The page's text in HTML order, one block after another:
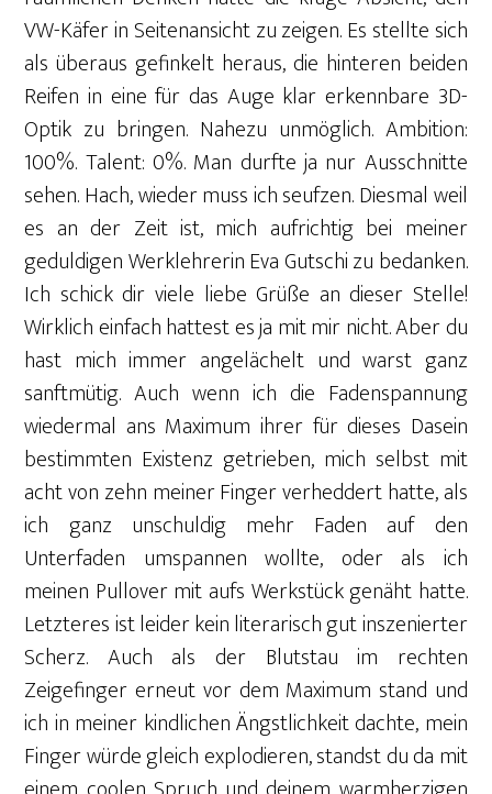
VW-Käfer in Seitenansicht zu zeigen. Es stellte sich
als überaus gefinkelt heraus, die hinteren beiden
Reifen in eine für das Auge klar erkennbare 3D-
Optik zu bringen. Nahezu unmöglich. Ambition:
100%. Talent: 0%. Man durfte ja nur Ausschnitte
sehen. Hach, wieder muss ich seufzen. Diesmal weil
es an der Zeit ist, mich aufrichtig bei meiner
geduldigen Werklehrerin Eva Gutschi zu bedanken.
Ich schick dir viele liebe Grüße an dieser Stelle!
Wirklich einfach hattest es ja mit mir nicht. Aber du
hast mich immer angelächelt und warst ganz
sanftmütig. Auch wenn ich die Fadenspannung
wiedermal ans Maximum ihrer für dieses Dasein
bestimmten Existenz getrieben, mich selbst mit
acht von zehn meiner Finger verheddert hatte, als
ich ganz unschuldig mehr Faden auf den
Unterfaden umspannen wollte, oder als ich
meinen Pullover mit aufs Werkstück genäht hatte.
Letzteres ist leider kein literarisch gut inszenierter
Scherz. Auch als der Blutstau im rechten
Zeigefinger erneut vor dem Maximum stand und
ich in meiner kindlichen Ängstlichkeit dachte, mein
Finger würde gleich explodieren, standst du da mit